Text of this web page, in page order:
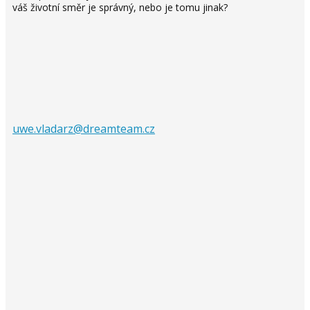
váš životní směr je správný, nebo je tomu jinak?
uwe.vladarz@dreamteam.cz